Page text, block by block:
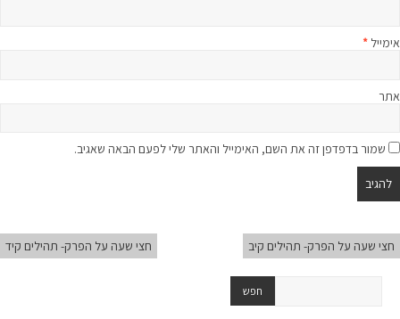
אימייל *
אתר
שמור בדפדפן זה את השם, האימייל והאתר שלי לפעם הבאה שאגיב.
חצי שעה על הפרק- תהילים קיב חצי שעה על הפרק- תהילים קיד